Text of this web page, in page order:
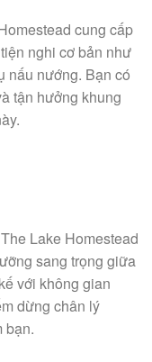
cung cấp
nghi cơ bản như
nấu nướng. Bạn có
tận hưởng khung
Lake Homestead
sang trọng giữa
với không gian
dừng chân lý
bạn.